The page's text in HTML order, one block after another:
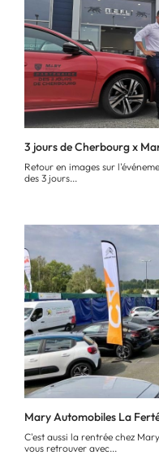
3 jours de Cherbourg x
Retour en images sur
des 3 jours...
Mary Automobiles La
C'est aussi la rentrée chez
vous retrouver avec...